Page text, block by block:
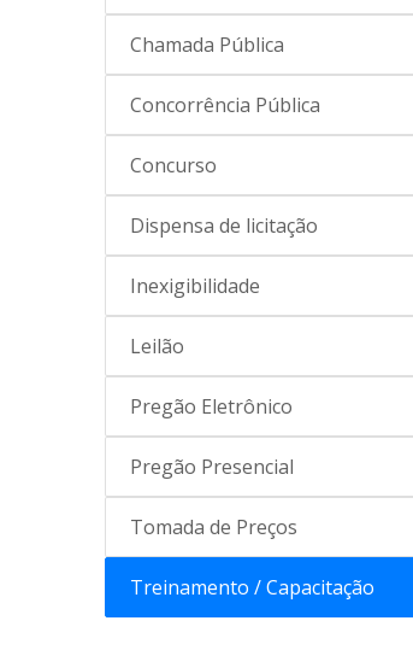
Chamada Pública
Concorrência Pública
Concurso
Dispensa de licitação
Inexigibilidade
Leilão
Pregão Eletrônico
Pregão Presencial
Tomada de Preços
Treinamento / Capacitação